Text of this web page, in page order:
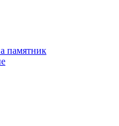
памятник